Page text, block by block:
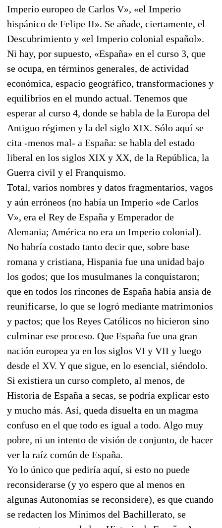
Imperio europeo de Carlos V», «el Imperio
hispánico de Felipe II». Se añade, ciertamente, el
Descubrimiento y «el Imperio colonial español».
Ni hay, por supuesto, «España» en el curso 3, que
se ocupa, en términos generales, de actividad
económica, espacio geográfico, transformaciones y
equilibrios en el mundo actual. Tenemos que
esperar al curso 4, donde se habla de la Europa del
Antiguo régimen y la del siglo XIX. Sólo aquí se
cita -menos mal- a España: se habla del estado
liberal en los siglos XIX y XX, de la República, la
Guerra civil y el Franquismo.
Total, varios nombres y datos fragmentarios, vagos
y aún erróneos (no había un Imperio «de Carlos
V», era el Rey de España y Emperador de
Alemania; América no era un Imperio colonial).
No habría costado tanto decir que, sobre base
romana y cristiana, Hispania fue una unidad bajo
los godos; que los musulmanes la conquistaron;
que en todos los rincones de España había ansia de
reunificarse, lo que se logró mediante matrimonios
y pactos; que los Reyes Católicos no hicieron sino
culminar ese proceso. Que España fue una gran
nación europea ya en los siglos VI y VII y luego
desde el XV. Y que sigue, en lo esencial, siéndolo.
Si existiera un curso completo, al menos, de
Historia de España a secas, se podría explicar esto
y mucho más. Así, queda disuelta en un magma
confuso en el que todo es igual a todo. Algo muy
pobre, ni un intento de visión de conjunto, de hacer
ver la raíz común de España.
Yo lo único que pediría aquí, si esto no puede
reconsiderarse (y yo espero que al menos en
algunas Autonomías se reconsidere), es que cuando
se redacten los Mínimos del Bachillerato, se